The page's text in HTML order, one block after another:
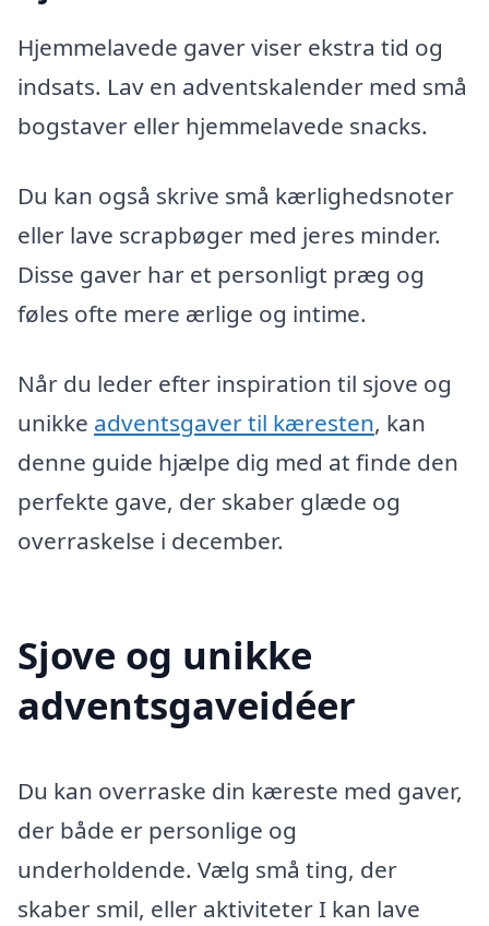
Hjemmelavede gaver viser ekstra tid og
indsats. Lav en adventskalender med små
bogstaver eller hjemmelavede snacks.
Du kan også skrive små kærlighedsnoter
eller lave scrapbøger med jeres minder.
Disse gaver har et personligt præg og
føles ofte mere ærlige og intime.
Når du leder efter inspiration til sjove og
unikke adventsgaver til kæresten, kan
denne guide hjælpe dig med at finde den
perfekte gave, der skaber glæde og
overraskelse i december.
Sjove og unikke
adventsgaveidéer
Du kan overraske din kæreste med gaver,
der både er personlige og
underholdende. Vælg små ting, der
skaber smil, eller aktiviteter I kan lave